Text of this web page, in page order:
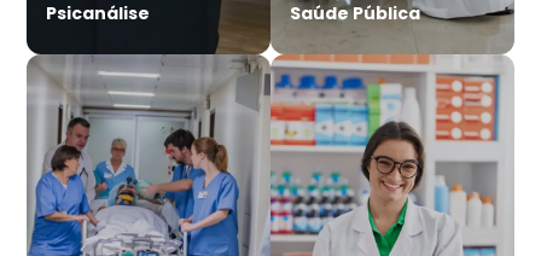
Psicanálise Saúde Pública